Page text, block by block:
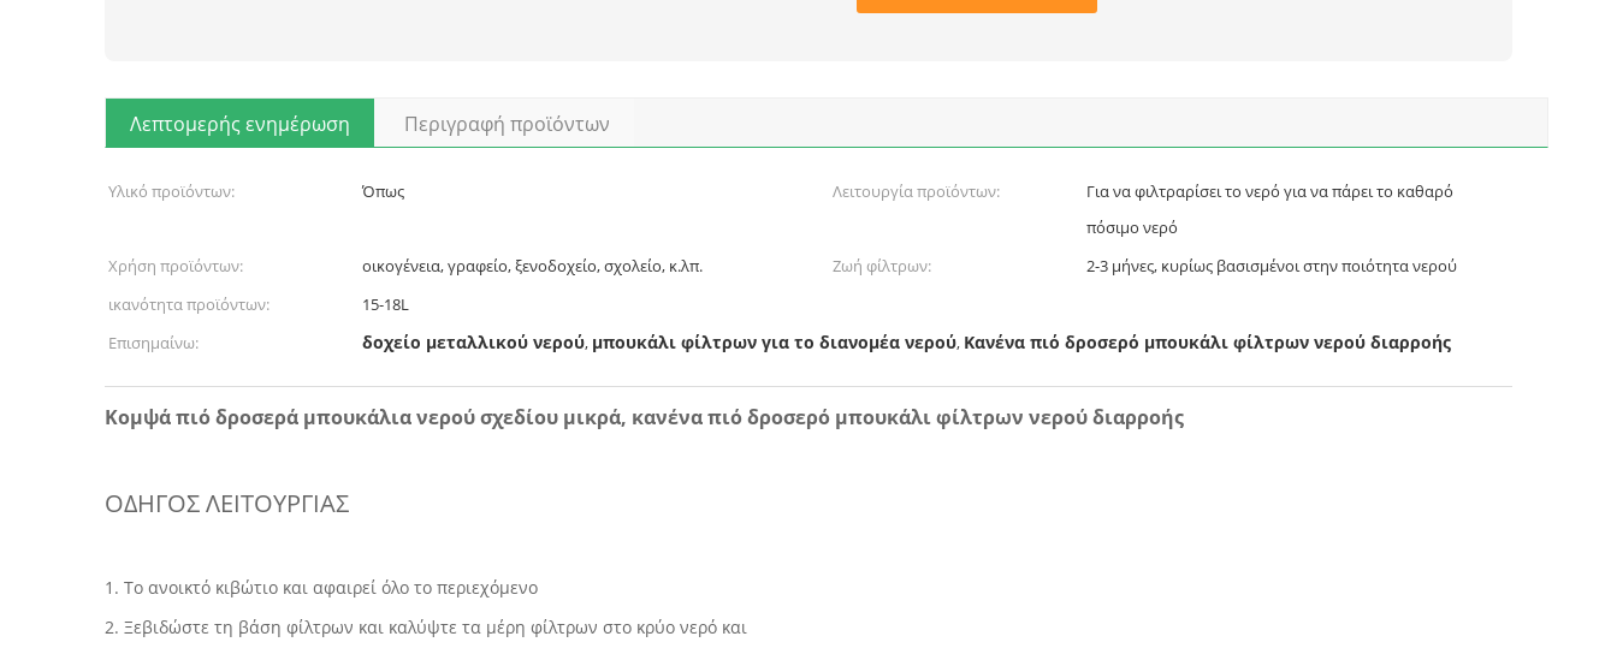
Λεπτομερής ενημέρωση Περιγραφή προϊόντων
Υλικό προϊόντων: Όπως Λειτουργία προϊόντων:
Για να φιλτραρίσει το νερό για να πάρει το καθαρό
πόσιμο νερό
Χρήση προϊόντων:
οικογένεια, γραφείο, ξενοδοχείο, σχολείο, κ.λπ. Ζωή φίλτρων:
2-3 μήνες, κυρίως βασισμένοι στην ποιότητα νερού
ικανότητα προϊόντων:
15-18L
Επισημαίνω:
δοχείο μεταλλικού νερού, μπουκάλι φίλτρων για το διανομέα νερού, Κανένα πιό δροσερό μπουκάλι φίλτρων νερού διαρροής
Κομψά πιό δροσερά μπουκάλια νερού σχεδίου μικρά, κανένα πιό δροσερό μπουκάλι φίλτρων νερού διαρροής
ΟΔΗΓΟΣ ΛΕΙΤΟΥΡΓΙΑΣ
1. Το ανοικτό κιβώτιο και αφαιρεί όλο το περιεχόμενο
2. Ξεβιδώστε τη βάση φίλτρων και καλύψτε τα μέρη φίλτρων στο κρύο νερό και